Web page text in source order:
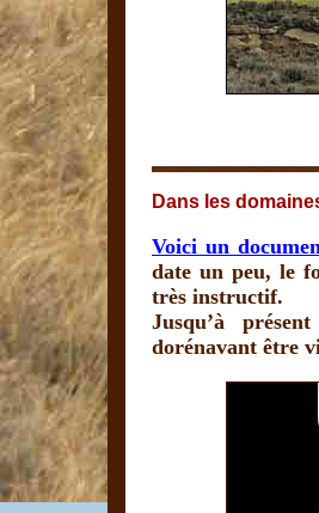
Dans les
Voici un
date un peu, le
très instructif.
Jusqu’à
dorénavant être